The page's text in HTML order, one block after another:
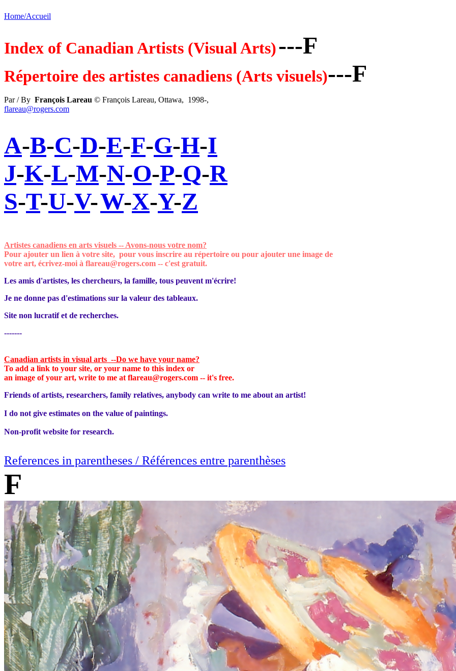
Home/Accueil
Index of Canadian Artists (Visual Arts)---F
Répertoire des artistes canadiens (Arts visuels)---F
Par / By François Lareau © François Lareau, Ottawa, 1998-,
flareau@rogers.com
A-B-C-D-E-F-G-H-I
J-K-L-M-N-O-P-Q-R
S-T-U-V-W-X-Y-Z
Artistes canadiens en arts visuels -- Avons-nous votre nom?
Pour ajouter un lien à votre site, pour vous inscrire au répertoire ou pour ajouter une image de
votre art, écrivez-moi à flareau@rogers.com -- c'est gratuit.
Les amis d'artistes, les chercheurs, la famille, tous peuvent m'écrire!
Je ne donne pas d'estimations sur la valeur des tableaux.
Site non lucratif et de recherches.
-------
Canadian artists in visual arts --Do we have your name?
To add a link to your site, or your name to this index or
an image of your art, write to me at flareau@rogers.com -- it's free.
Friends of artists, researchers, family relatives, anybody can write to me about an artist!
I do not give estimates on the value of paintings.
Non-profit website for research.
References in parentheses / Références entre parenthèses
F